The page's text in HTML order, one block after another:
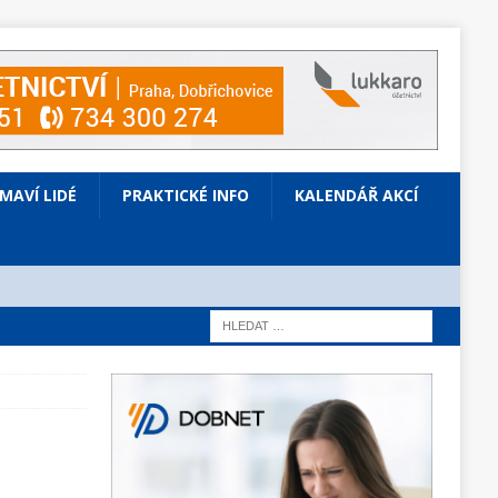
LIDÉ PRAKTICKÉ INFO KALENDÁŘ AKCÍ